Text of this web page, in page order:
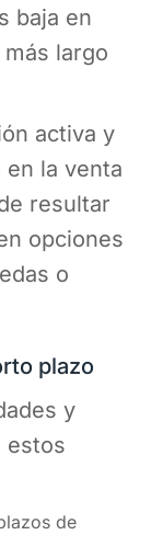
baja en
largo
activa y
la venta
resultar
opciones
o
plazo
y
estos
de